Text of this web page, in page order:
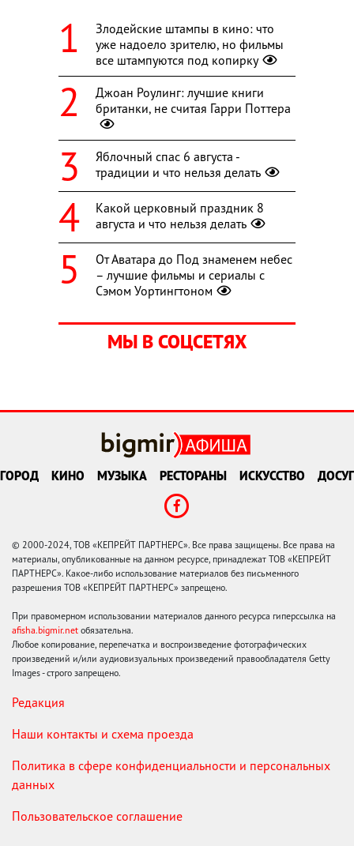
Злодейские штампы в кино: что
уже надоело зрителю, но фильмы
все штампуются под копирку
Джоан Роулинг: лучшие книги
британки, не считая Гарри Поттера
Яблочный спас 6 августа -
традиции и что нельзя делать
Какой церковный праздник 8
августа и что нельзя делать
От Аватара до Под знаменем небес
– лучшие фильмы и сериалы с
Сэмом Уортингтоном
МЫ В СОЦСЕТЯХ
ГОРОД КИНО МУЗЫКА РЕСТОРАНЫ ИСКУССТВО ДОСУГ
© 2000-2024, ТОВ «КЕПРЕЙТ ПАРТНЕРС». Все права защищены. Все права на
материалы, опубликованные на данном ресурсе, принадлежат ТОВ «КЕПРЕЙТ
ПАРТНЕРС». Какое-либо использование материалов без письменного
разрешения ТОВ «КЕПРЕЙТ ПАРТНЕРС» запрещено.
При правомерном использовании материалов данного ресурса гиперссылка на
afisha.bigmir.net обязательна.
Любое копирование, перепечатка и воспроизведение фотографических
произведений и/или аудиовизуальных произведений правообладателя Getty
Images - строго запрещено.
Редакция
Наши контакты и схема проезда
Политика в сфере конфиденциальности и персональных
данных
Пользовательское соглашение